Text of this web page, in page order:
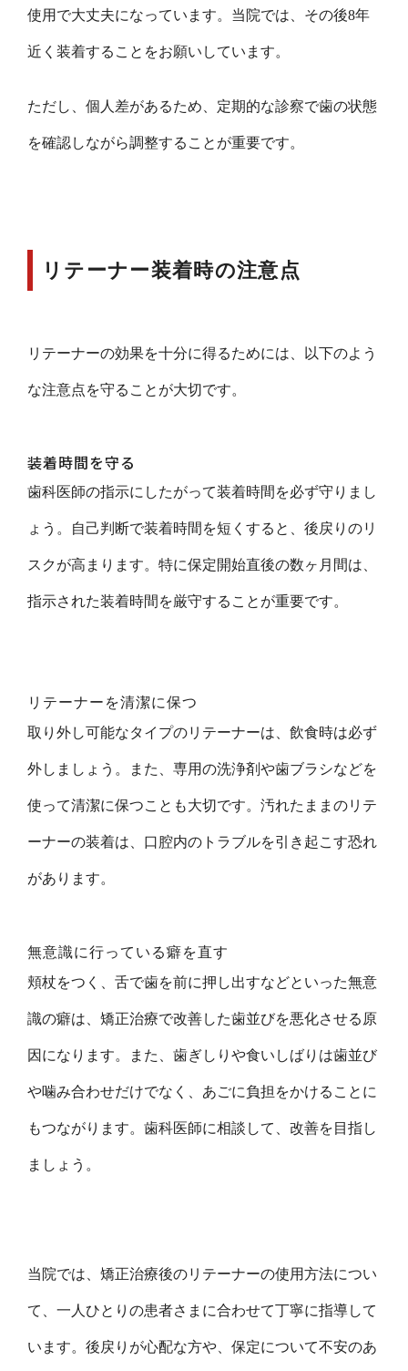
使用で大丈夫になっています。当院では、その後8年
近く装着することをお願いしています。
ただし、個人差があるため、定期的な診察で歯の状態
を確認しながら調整することが重要です。
リテーナー装着時の注意点
リテーナーの効果を十分に得るためには、以下のよう
な注意点を守ることが大切です。
装着時間を守る
歯科医師の指示にしたがって装着時間を必ず守りまし
ょう。自己判断で装着時間を短くすると、後戻りのリ
スクが高まります。特に保定開始直後の数ヶ月間は、
指示された装着時間を厳守することが重要です。
リテーナーを清潔に保つ
取り外し可能なタイプのリテーナーは、飲食時は必ず
外しましょう。また、専用の洗浄剤や歯ブラシなどを
使って清潔に保つことも大切です。汚れたままのリテ
ーナーの装着は、口腔内のトラブルを引き起こす恐れ
があります。
無意識に行っている癖を直す
頬杖をつく、舌で歯を前に押し出すなどといった無意
識の癖は、矯正治療で改善した歯並びを悪化させる原
因になります。また、歯ぎしりや食いしばりは歯並び
や噛み合わせだけでなく、あごに負担をかけることに
もつながります。歯科医師に相談して、改善を目指し
ましょう。
当院では、矯正治療後のリテーナーの使用方法につい
て、一人ひとりの患者さまに合わせて丁寧に指導して
います。後戻りが心配な方や、保定について不安のあ